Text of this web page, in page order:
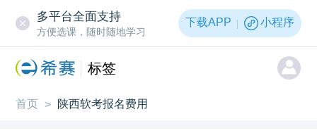
多平台全面支持
方便选课，随时随地学习
下载APP 小程序
标签
首页 > 陕西软考报名费用